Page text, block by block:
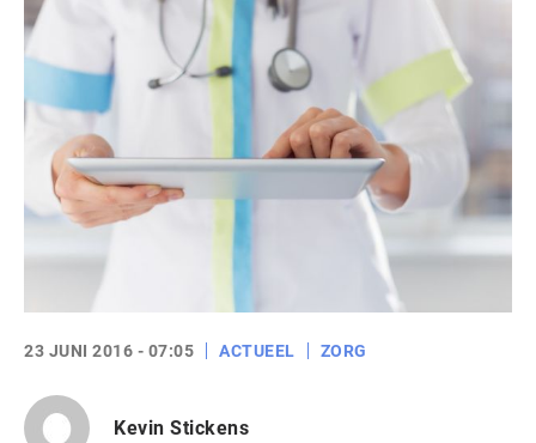
23 JUNI 2016 - 07:05 ACTUEEL ZORG
Kevin Stickens